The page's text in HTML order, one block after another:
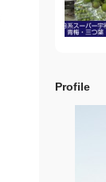
Profile